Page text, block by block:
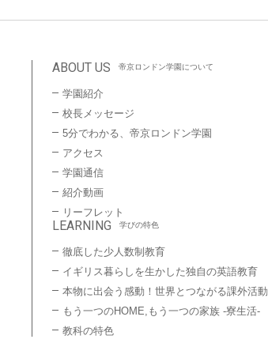
ABOUT US 帝京ロンドン学園について
学園紹介
校長メッセージ
5分でわかる、帝京ロンドン学園
アクセス
学園通信
紹介動画
リーフレット
LEARNING 学びの特色
徹底した少人数制教育
イギリス暮らしを生かした独自の英語教育
本物に出会う感動！世界とつながる課外活動
もう一つのHOME,もう一つの家族 -寮生活-
教科の特色